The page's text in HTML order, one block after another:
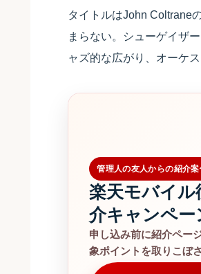
タイトルはJohn Coltrane
まらない。シューゲイザ
ャズ的な広がり、オーケ
管理人の友人からの紹介案
楽天モバイル
介キャンペー
申し込み前に紹介ペー
象ポイントを取りこぼ